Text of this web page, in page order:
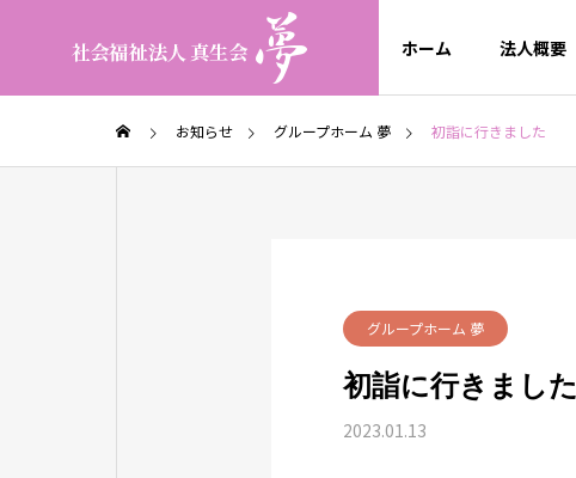
ホーム 法人概要
お知らせ グループホーム 夢 初詣に行きました
グループホーム 夢
初詣に行きました
2023.01.13